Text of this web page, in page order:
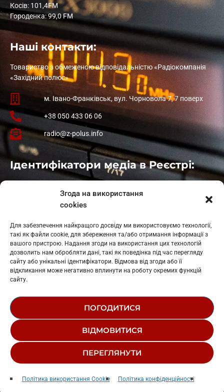
Згода на використання
cookies
Для забезпечення найкращого досвіду ми використовуємо технології,
такі як файли cookie, для збереження та/або отримання інформації з
вашого пристрою. Надання згоди на використання цих технологій
дозволить нам обробляти дані, такі як поведінка під час перегляду
сайту або унікальні ідентифікатори. Відмова від згоди або її
відкликання може негативно вплинути на роботу окремих функцій
сайту.
ПОГОДИТИСЯ
ВІДМОВИТИСЯ
ПЕРЕГЛЯНУТИ
Політика використання Cookie Політика конфіденційності
play_arrow Радіо Західний Полюс
Косів: 101,4FM
Городенка: 99,0 FM
Наші контакти:
Товариство з обмеженою відповідальністю «Радіокомпанія
«Західний полюс»
м. Івано-Франківськ, вул. Чорновола 7, 7 поверх
+38 050 433 06 06
radio@z-polus.info
Ідентифікатори медіа в Реєстрі:
: L11-01410
: L11-01801
Косів: L11-01805
Гарасимів: L11-02274
© 1995-2026 РК «ЗАХІДНИЙ ПОЛЮС»
РЕДАКЦІЙНИЙ СТАТУТ
СТРУКТУРА ВЛАСНОСТІ